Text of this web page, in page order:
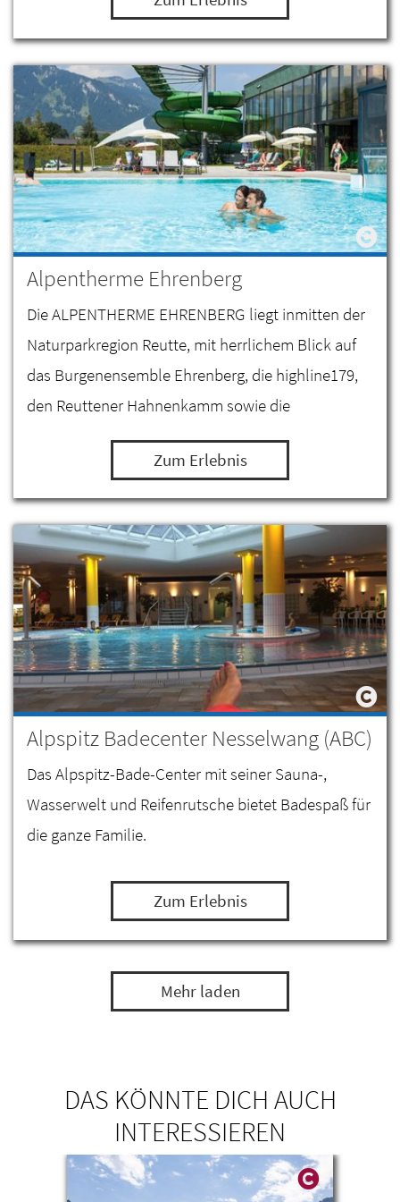
Alpentherme Ehrenberg
Die ALPENTHERME EHRENBERG liegt inmitten der
Naturparkregion Reutte, mit herrlichem Blick auf
das Burgenensemble Ehrenberg, die highline179,
den Reuttener Hahnenkamm sowie die
umliegende Bergwelt der Lechtaler Alpen und
Allgäuer Alpen. Hier werden…
Zum Erlebnis
Alpspitz Badecenter Nesselwang (ABC)
Das Alpspitz-Bade-Center mit seiner Sauna-,
Wasserwelt und Reifenrutsche bietet Badespaß für
die ganze Familie.
Zum Erlebnis
Mehr laden
DAS KÖNNTE DICH AUCH
INTERESSIEREN